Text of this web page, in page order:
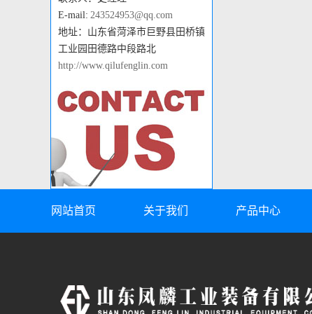
E-mail: 243524953@qq.com
地址：山东省菏泽市巨野县田桥镇
工业园田德路中段路北
http://www.qilufenglin.com
网站首页 关于我们 产品中心